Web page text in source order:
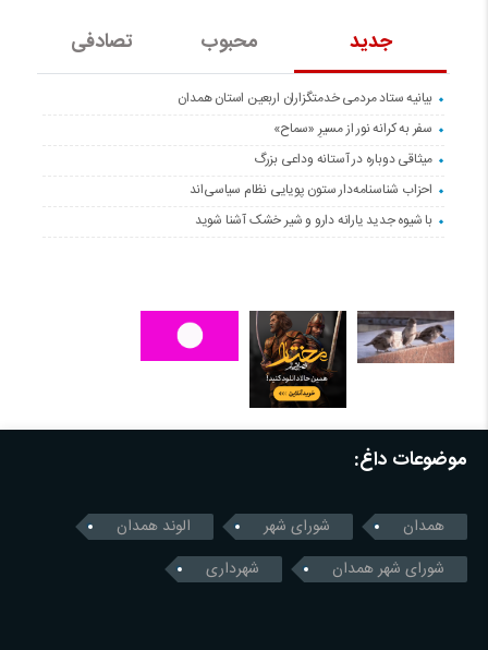
جدید محبوب تصادفی
بیانیه ستاد مردمی خدمتگزاران اربعین استان همدان
سفر به کرانه‌ نور از مسیرِ «سماح»
میثاقی دوباره در آستانه‌ وداعی بزرگ
احزاب شناسنامه‌دار ستون پویایی نظام سیاسی‌اند
با شیوه جدید یارانه دارو و شیر خشک آشنا شوید
موضوعات داغ:
همدان شورای شهر
الوند همدان
شورای شهر همدان
شهرداری